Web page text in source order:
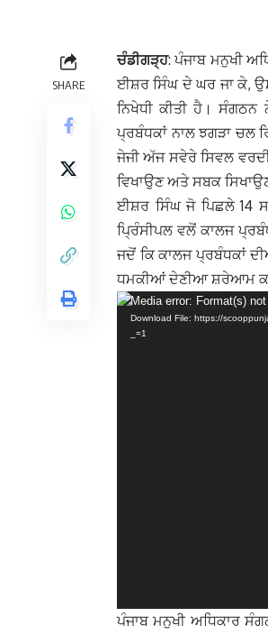
SHARE
ਚੰਡੀਗੜ੍ਹ: ਪੰਜਾਬ ਮਨੁਖੀ
ਈਸ਼ਰ ਸਿੰਘ ਦੇ ਘਰ ਜਾ ਕੇ,
ਨਿਖੇਧੀ ਕੀਤੀ ਹੈ। ਸੰਗਠਨ
ਪ੍ਰਬੰਧਕਾਂ ਨਾਲ ਝਗੜਾ
ਜੇਜੀ ਅੱਜ ਸਵੇਰੇ ਸਿਵਲ
ਵਿਖਾਉਣ ਅਤੇ ਸਬਕ
ਈਸ਼ਰ ਸਿੰਘ ਜੋ ਪਿਛਲੇ 14
ਪਿ੍ਰੰਸੀਪਲ ਵਲੋਂ ਕਾਲਜ
ਜਦੋਂ ਕਿ ਕਾਲਜ ਪ੍ਰਬੰਧਕਾਂ
ਧਮਕੀਆਂ ਦੇਣੀਆ ਸ਼ਰੇਆਮ
Video
Player
Media error: Format(s)
Download File: https://
_=1
ਪੰਜਾਬ ਮਨੁਖੀ ਅਧਿਕਾਰ